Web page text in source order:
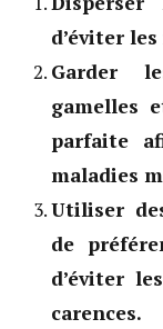
d’éviter
Garder
gamelles
parfaite
maladies
Utiliser
de
d’éviter
carences.